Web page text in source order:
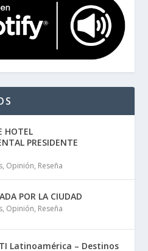
HOTEL
PRESIDENTE
, Opinión, Reseña
POR LA CIUDAD
, Opinión, Reseña
Latinoamérica – Destinos